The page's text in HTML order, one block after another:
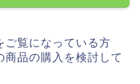
ご覧になっている方
商品の購入を検討して